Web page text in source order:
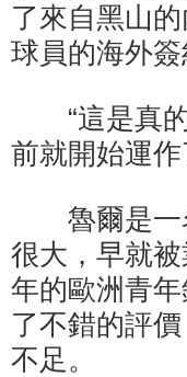
了來自黑山
球員的海外簽
“這是真的
前就開始運作
魯爾是一
很大，早就
年的歐洲青
了不錯的評
不足。